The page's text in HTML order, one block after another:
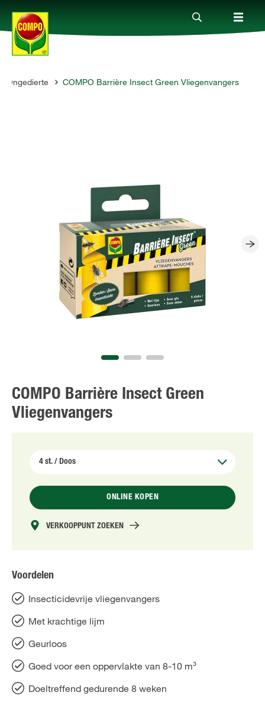
Producten
Ongedierte COMPO Barrière Insect Green Vliegenvangers
COMPO Barrière Insect Green
Vliegenvangers
ONLINE KOPEN
VERKOOPPUNT ZOEKEN
Voordelen
Insecticidevrije vliegenvangers
Met krachtige lijm
Geurloos
Goed voor een oppervlakte van 8-10 m³
Doeltreffend gedurende 8 weken